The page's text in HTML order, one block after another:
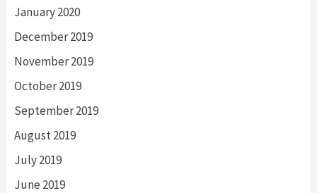
January 2020
December 2019
November 2019
October 2019
September 2019
August 2019
July 2019
June 2019